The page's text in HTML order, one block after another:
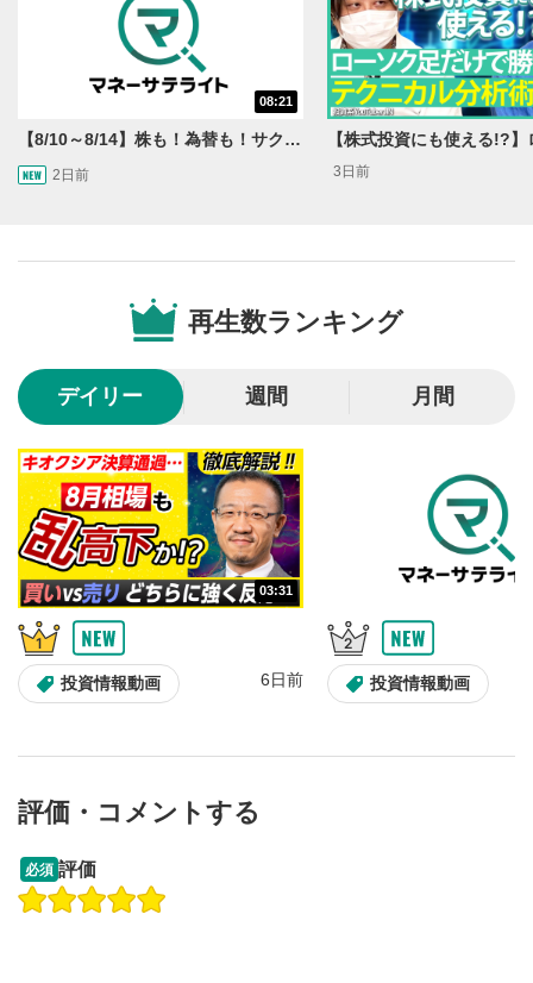
クリックするとYouTubeの「後で見る」の再生リスト
に追加されます。
スマートフォンで視聴の場合は動画再生エリア右上のメニュ
ー内にあります。
SNSやメールなどで動画を共有・シェアすることがで
きます。
再生位置を示しています。再生したい位置をクリック
するとその位置から動画が再生されます。
再生ボタン
動画が再生または一時停止します。
7
音量調整
スライダーを上下すると音量が調整できます。
スマートフォンで視聴の場合は端末の音量調節ボタンを利用
してください。
8
字幕設定
字幕は自動生成です。
スマートフォンで視聴の場合は画面右下の設定(歯車マーク)
より選択できます。
画質の選択/再生速度の変更ができます。
より選択できます。
クリックするとYouTubeサイトに移動します。
08:21
【8/10～8/14】株も！為替も！サクッと！来週のマーケット見通し＜Next View＞
2日前 3日前
再生数ランキング
デイリー 週間 月間
03:31
投資情報動画 6日前 投資情報動画
操作説明動画
評価・コメントする
必須 評価